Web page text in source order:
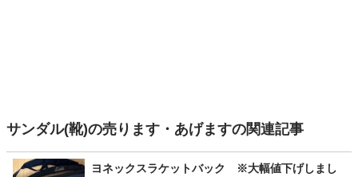
サンダル(靴)の売ります・あげますの関連記事
ヨネックスラケットバック ※大幅値下げしまし